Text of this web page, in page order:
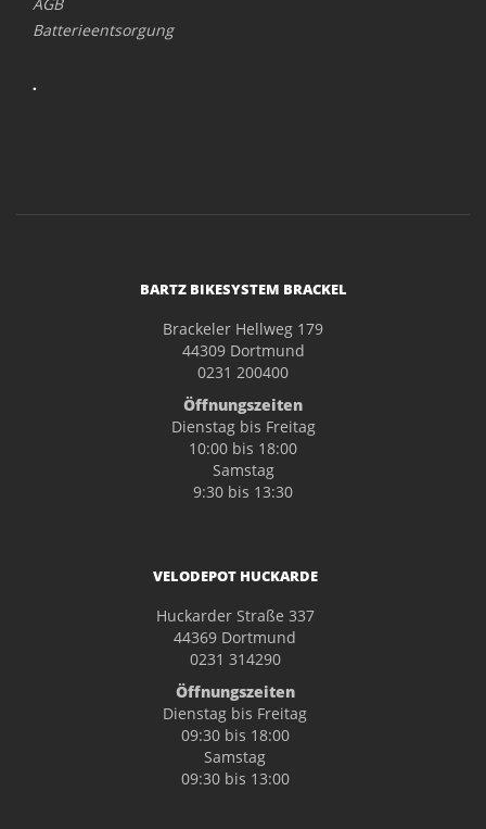
Batterieentsorgung
.
BARTZ BIKESYSTEM BRACKEL
Brackeler Hellweg 179
44309 Dortmund
0231 200400
Öffnungszeiten
Dienstag bis Freitag
10:00 bis 18:00
Samstag
9:30 bis 13:30
VELODEPOT HUCKARDE
Huckarder Straße 337
44369 Dortmund
0231 314290
Öffnungszeiten
Dienstag bis Freitag
09:30 bis 18:00
Samstag
09:30 bis 13:00